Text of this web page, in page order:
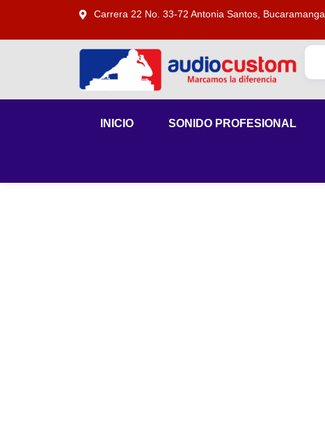
Carrera 22 No. 33-72 Antonia Santos, Bucaramanga
INICIO SONIDO PROFESIONAL